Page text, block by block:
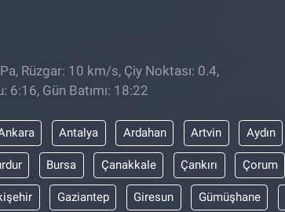
Rüzgar: 10 km/s, Çiy Noktası: 0.4,
Gün Batımı: 18:22
Antalya Ardahan Artvin Aydın
Bursa Çanakkale Çankırı Çorum
Gaziantep Giresun Gümüşhane